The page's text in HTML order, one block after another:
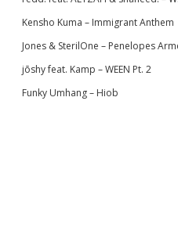
Kensho Kuma – Immigrant Anthem
Jones & SterilOne – Penelopes
jōshy feat. Kamp – WEEN Pt. 2
Funky Umhang – Hiob